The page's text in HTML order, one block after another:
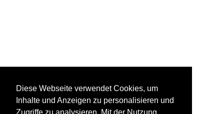
Diese Webseite verwendet Cookies, um
Inhalte und Anzeigen zu personalisieren und